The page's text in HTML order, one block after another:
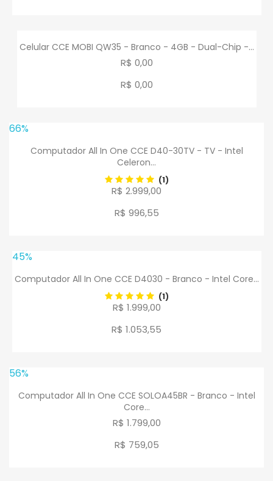
Celular CCE MOBI QW35 - Branco - 4GB - Dual-Chip -...
R$ 0,00
R$ 0,00
66%
Computador All In One CCE D40-30TV - TV - Intel
Celeron...
(1)
R$ 2.999,00
R$ 996,55
45%
Computador All In One CCE D4030 - Branco - Intel Core...
(1)
R$ 1.999,00
R$ 1.053,55
56%
Computador All In One CCE SOLOA45BR - Branco - Intel
Core...
R$ 1.799,00
R$ 759,05